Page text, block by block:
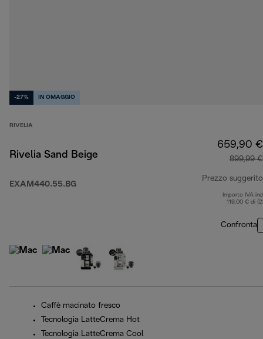
-27% IN OMAGGIO
RIVELIA
Rivelia Sand Beige
EXAM440.55.BG
659,90 €
899,99 €
Prezzo suggerito
Importo IVA
119,00 € di
Confronta
Caffè macinato fresco
Tecnologia LatteCrema Hot
Tecnologia LatteCrema Cool